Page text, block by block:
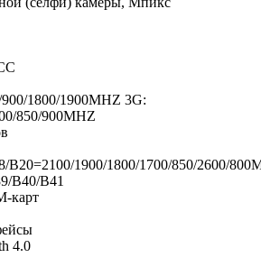
1800/1900MHZ 3G:
850/900MHZ
1900/1800/1700/850/2600/
B40/B41
карт
4.0